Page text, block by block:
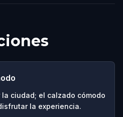
la ciudad; el calzado cómodo
la experiencia.